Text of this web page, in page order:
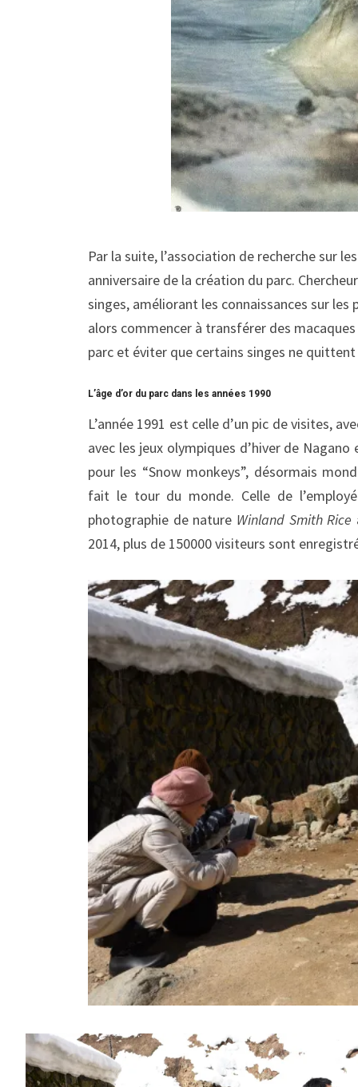
Par la suite, l’association de recherche sur
anniversaire de la création du parc.
singes, améliorant les connaissances sur
alors commencer à transférer des
parc et éviter que certains singes ne
L’âge d’or du parc dans les années 1990
L’année 1991 est celle d’un pic de visites,
avec les jeux olympiques d’hiver de
pour les “Snow monkeys”, désormais
fait le tour du monde. Celle de
photographie de nature Winland Smith Rice
2014, plus de 150000 visiteurs sont